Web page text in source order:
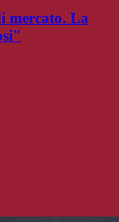
mercato. La